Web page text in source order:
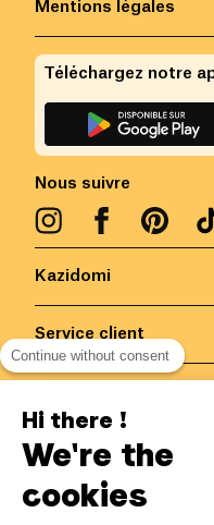
Kazidomi
Service client
Mentions légales
Nous suivre
Téléchargez notre
Belgique/FR
Continue without consent
Hi there !
We're the
cookies